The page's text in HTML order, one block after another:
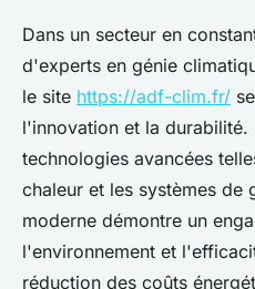
Dans un secteur en
d'experts en génie
le site https://adf-clim.fr/
l'innovation et la durabilité.
technologies avancées
chaleur et les systèmes de
moderne démontre un
l'environnement et
réduction des coûts